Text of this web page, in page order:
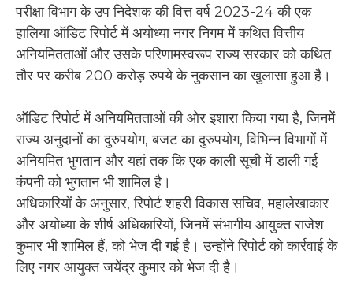
परीक्षा विभाग के उप निदेशक की वित्त वर्ष 2023-24 की एक
हालिया ऑडिट रिपोर्ट में अयोध्या नगर निगम में कथित वित्तीय
अनियमितताओं और उसके परिणामस्वरूप राज्य सरकार को कथित
तौर पर करीब 200 करोड़ रुपये के नुकसान का खुलासा हुआ है।
ऑडिट रिपोर्ट में अनियमितताओं की ओर इशारा किया गया है, जिनमें
राज्य अनुदानों का दुरुपयोग, बजट का दुरुपयोग, विभिन्न विभागों में
अनियमित भुगतान और यहां तक कि एक काली सूची में डाली गई
कंपनी को भुगतान भी शामिल है।
अधिकारियों के अनुसार, रिपोर्ट शहरी विकास सचिव, महालेखाकार
और अयोध्या के शीर्ष अधिकारियों, जिनमें संभागीय आयुक्त राजेश
कुमार भी शामिल हैं, को भेज दी गई है। उन्होंने रिपोर्ट को कार्रवाई के
लिए नगर आयुक्त जयेंद्र कुमार को भेज दी है।